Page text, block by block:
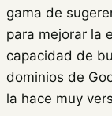
gama de
para mejorar la
capacidad de
dominios de
la hace muy